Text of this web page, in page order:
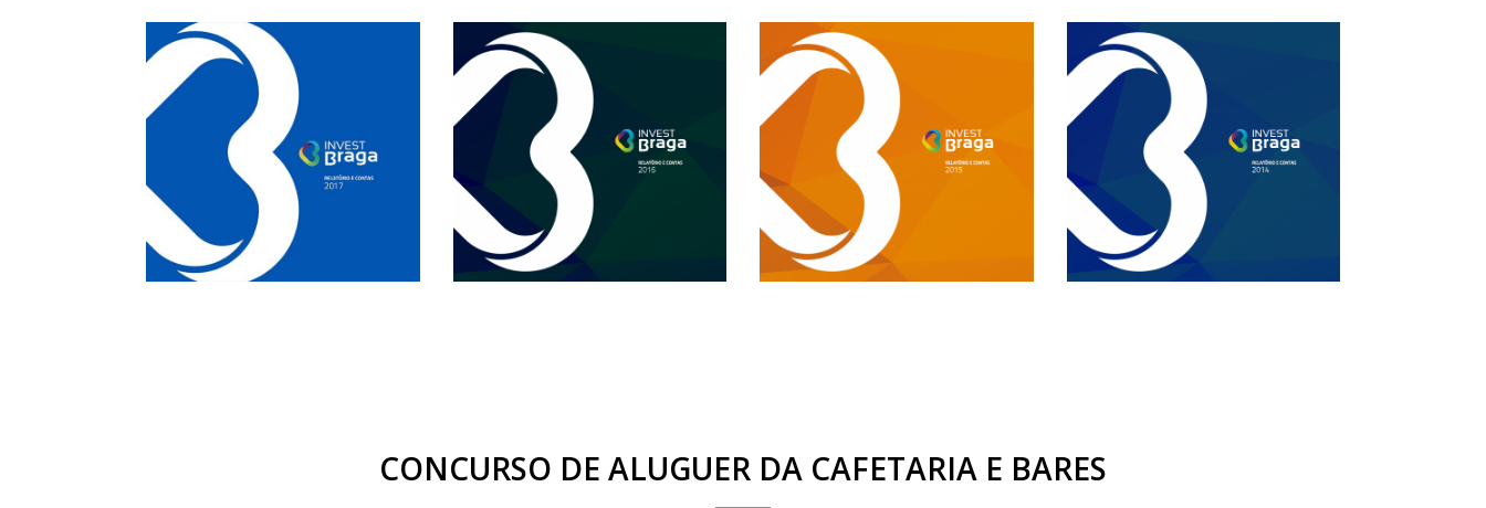
CONCURSO DE ALUGUER DA CAFETARIA E BARES